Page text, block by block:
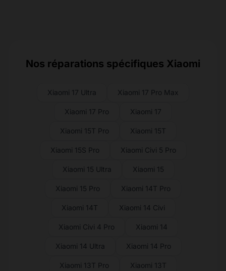
Nos réparations spécifiques Xiaomi
Xiaomi 17 Ultra Xiaomi 17 Pro Max
Xiaomi 17 Pro Xiaomi 17
Xiaomi 15T Pro Xiaomi 15T
Xiaomi 15S Pro Xiaomi Civi 5 Pro
Xiaomi 15 Ultra Xiaomi 15
Xiaomi 15 Pro Xiaomi 14T Pro
Xiaomi 14T Xiaomi 14 Civi
Xiaomi Civi 4 Pro Xiaomi 14
Xiaomi 14 Ultra Xiaomi 14 Pro
Xiaomi 13T Pro Xiaomi 13T